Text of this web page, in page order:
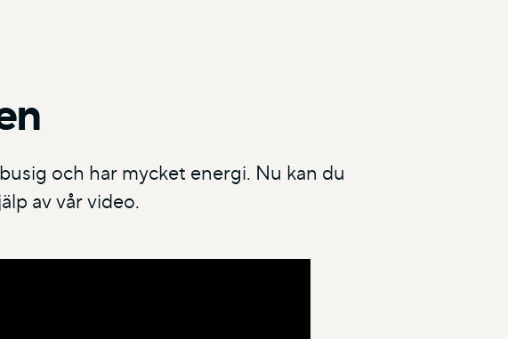
och har mycket energi. Nu kan du
av vår video.